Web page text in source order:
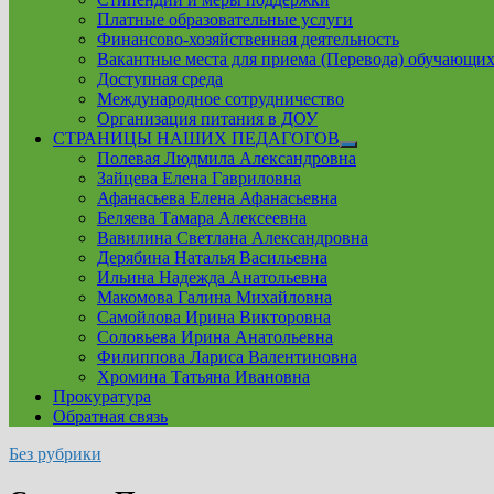
Платные образовательные услуги
Финансово-хозяйственная деятельность
Вакантные места для приема (Перевода)
Доступная среда
Международное сотрудничество
Организация питания в ДОУ
СТРАНИЦЫ НАШИХ ПЕДАГОГОВ
Show
sub
Полевая Людмила Александровна
Зайцева Елена Гавриловна
Афанасьева Елена Афанасьевна
Беляева Тамара Алексеевна
Вавилина Светлана Александровна
Дерябина Наталья Васильевна
Ильина Надежда Анатольевна
Макомова Галина Михайловна
Самойлова Ирина Викторовна
Соловьева Ирина Анатольевна
Филиппова Лариса Валентиновна
Хромина Татьяна Ивановна
Прокуратура
Обратная связь
Без рубрики